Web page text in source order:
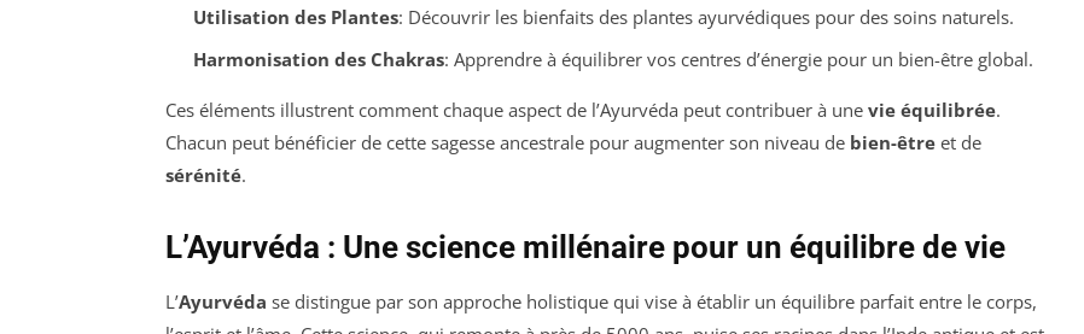
Utilisation des Plantes: Découvrir les bienfaits des plantes ayurvédiques pour des soins naturels.
Harmonisation des Chakras: Apprendre à équilibrer vos centres d’énergie pour un bien-être global.
Ces éléments illustrent comment chaque aspect de l’Ayurvéda peut contribuer à une vie équilibrée.
Chacun peut bénéficier de cette sagesse ancestrale pour augmenter son niveau de bien-être et de
sérénité.
L’Ayurvéda : Une science millénaire pour un équilibre de vie
L’Ayurvéda se distingue par son approche holistique qui vise à établir un équilibre parfait entre le corps,